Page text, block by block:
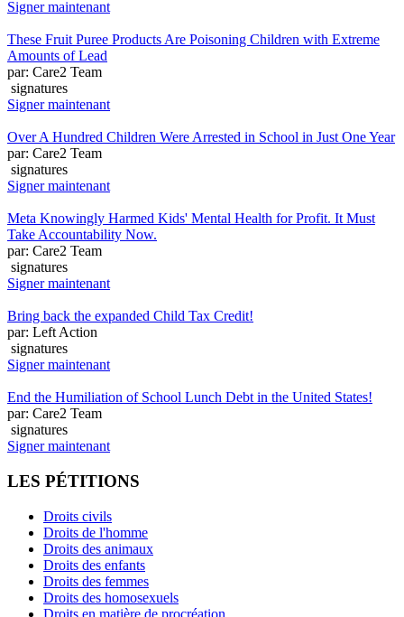
Signer maintenant
These Fruit Puree Products Are Poisoning Children with Extreme
Amounts of Lead
par: Care2 Team
signatures
Signer maintenant
Over A Hundred Children Were Arrested in School in Just One Year
par: Care2 Team
signatures
Signer maintenant
Meta Knowingly Harmed Kids' Mental Health for Profit. It Must
Take Accountability Now.
par: Care2 Team
signatures
Signer maintenant
Bring back the expanded Child Tax Credit!
par: Left Action
signatures
Signer maintenant
End the Humiliation of School Lunch Debt in the United States!
par: Care2 Team
signatures
Signer maintenant
LES PÉTITIONS
Droits civils
Droits de l'homme
Droits des animaux
Droits des enfants
Droits des femmes
Droits des homosexuels
Droits en matière de procréation